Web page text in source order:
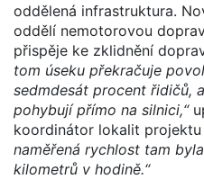
oddělená infrastruktura.
oddělí nemotorovou
přispěje ke zklidnění
tom úseku překračuje
sedmdesát procent řidičů,
pohybují přímo na silnici,“
koordinátor lokalit projektu
naměřená rychlost tam
kilometrů v hodině.“